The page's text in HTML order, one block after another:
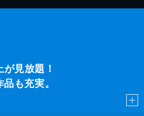
見放題！
も充実。